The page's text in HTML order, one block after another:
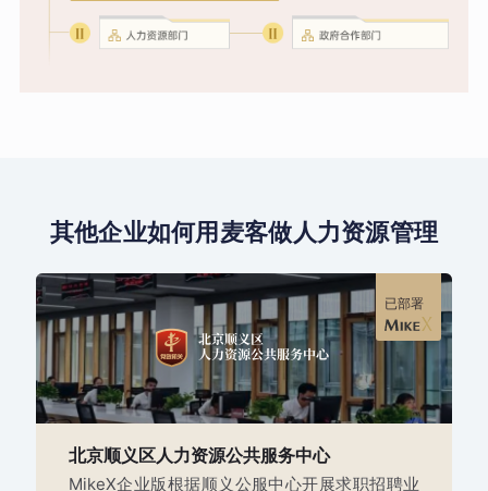
其他企业如何用麦客做人力资源管理
已部署
北京顺义区人力资源公共服务中心
MikeX企业版根据顺义公服中心开展求职招聘业